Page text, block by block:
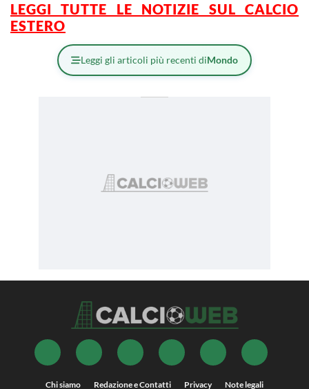
LEGGI TUTTE LE NOTIZIE SUL CALCIO
ESTERO
Leggi gli articoli più recenti diMondo
Chi siamo Redazione e Contatti Privacy Note legali